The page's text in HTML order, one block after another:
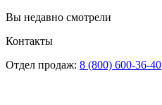
Вы недавно смотрели
Контакты
Отдел продаж: 8 (800) 600-36-40